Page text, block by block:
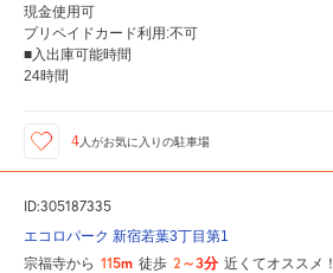
現金使用可
プリペイドカード利用:不可
■入出庫可能時間
24時間
4 人がお気に入りの駐車場
ID:305187335
エコロパーク 新宿若葉3丁目第1
宗福寺から 115m 徒歩 2～3分 近くてオススメ！